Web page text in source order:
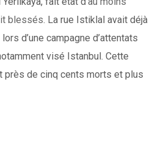
blessés . La rue Istiklal avait déjà
d’une campagne d’attentats
visé Istanbul. Cette
près de cinq cents morts et plus